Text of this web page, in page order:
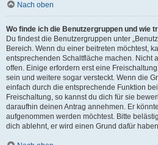
Nach oben
Wo finde ich die Benutzergruppen und wie
Du findest die Benutzergruppen unter
Bereich. Wenn du einer beitreten möchtest,
entsprechenden Schaltfläche machen. Nicht
offen. Einige erfordern erst eine
sein und weitere sogar versteckt. Wenn die
einfach durch die entsprechende Funktion
Freischaltung, so kannst du dich für sie
daraufhin deinen Antrag annehmen. Er
aufgenommen werden möchtest. Bitte
dich ablehnt, er wird einen Grund dafür